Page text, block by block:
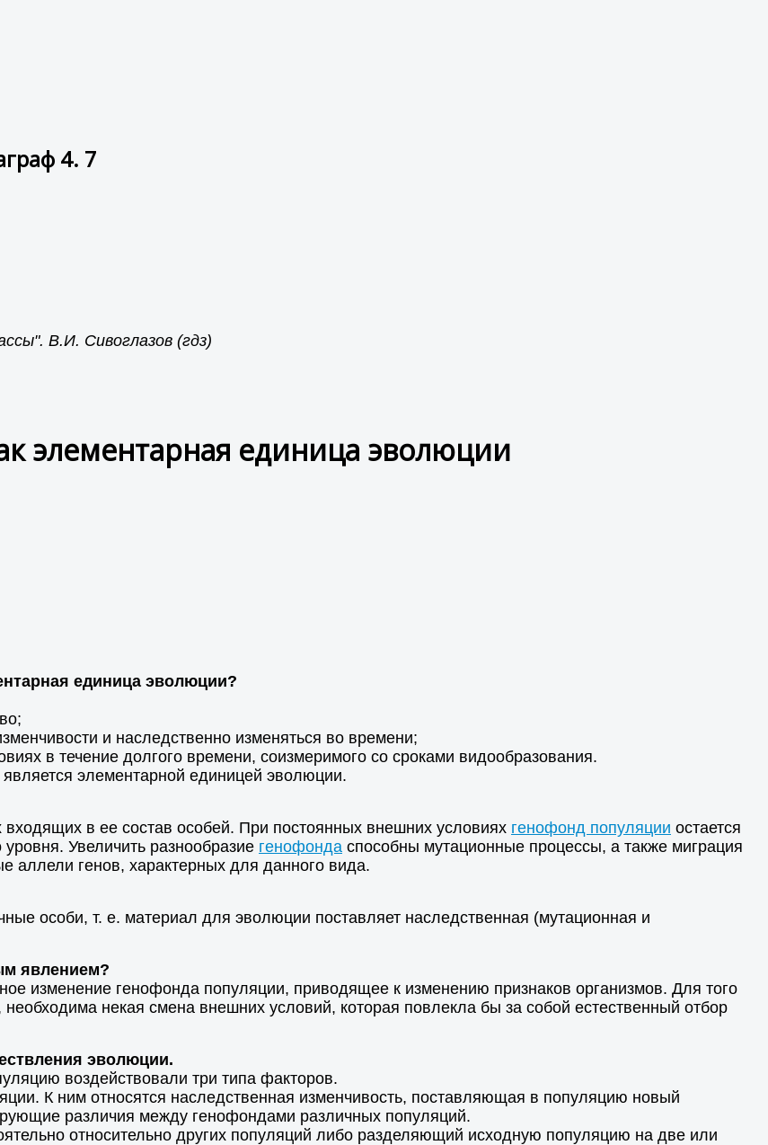
4. 7
В.И. Сивоглазов (гдз)
элементарная единица эволюции
единица эволюции?
и наследственно изменяться во времени;
в течение долгого времени, соизмеримого со сроками видообразования.
элементарной единицей эволюции.
входящих в ее состав особей. При постоянных внешних условиях генофонд популяции остается
Увеличить разнообразие генофонда способны мутационные процессы, а также миграция
аллели генов, характерных для данного вида.
особи, т. е. материал для эволюции поставляет наследственная (мутационная и
явлением?
изменение генофонда популяции, приводящее к изменению признаков организмов. Для того
некая смена внешних условий, которая повлекла бы за собой естественный отбор
эволюции.
воздействовали три типа факторов.
К ним относятся наследственная изменчивость, поставляющая в популяцию новый
различия между генофондами различных популяций.
относительно других популяций либо разделяющий исходную популяцию на две или